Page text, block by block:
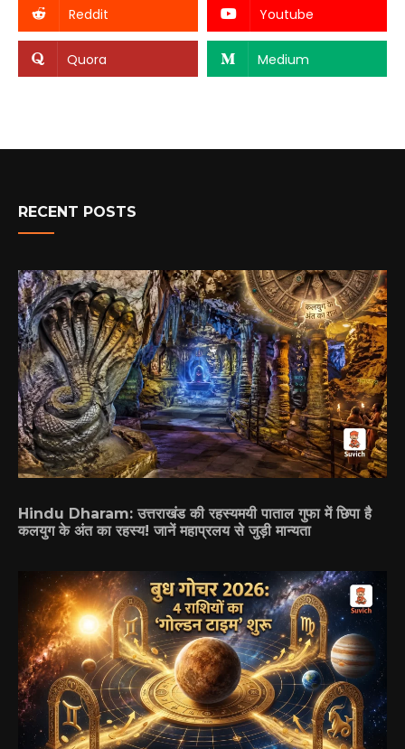
Reddit Youtube
Quora Medium
RECENT POSTS
Hindu Dharam: उत्तराखंड की रहस्यमयी पाताल गुफा में छिपा है
कलयुग के अंत का रहस्य! जानें महाप्रलय से जुड़ी मान्यता